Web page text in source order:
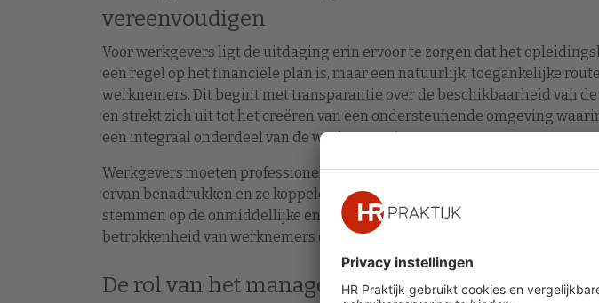
vereenvoudigen
Voor werkgevers ligt de uitdaging erin ervoor te zorgen dat het
een regel op het financiële plan is, maar een natuurlijk, toegankelijke
werknemers. Dit begint met transparantie over de beschikbaarheid van
en strekt zich uit tot het creëren van een ondersteunende omgeving
een integraal onderdeel van de werkprestaties.
Werkgevers moeten professionele ontwikkelingsprogramma’s actief
ervan benadrukken en ze koppelen aan loopbaanontwikkeling. Door
stemmen op de onmiddellijke en langetermijnbehoeften van de
betrokkenheid van werknemers ook worden vergroot.
De rol van het management in het ondersteunen